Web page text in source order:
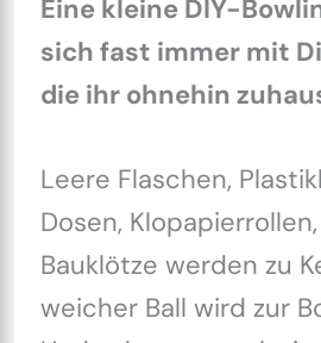
Eine kleine DIY-
sich fast immer mit
die ihr ohnehin
Leere Flaschen,
Dosen,
Bauklötze werden zu
weicher Ball wird zur